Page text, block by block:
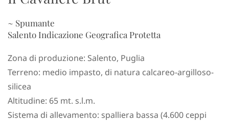
~ Spumante
Salento Indicazione Geografica Protetta
Zona di produzione: Salento, Puglia
Terreno: medio impasto, di natura calcareo-argilloso-
silicea
Altitudine: 65 mt. s.l.m.
Sistema di allevamento: spalliera bassa (4.600 ceppi